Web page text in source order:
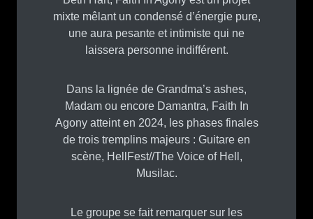
mixte mêlant un condensé d’énergie pure,
une aura pesante et intimiste qui ne
laissera personne indifférent.
Dans la lignée de Grandma’s ashes,
Madam ou encore Damantra, Faith In
Agony atteint en 2024, les phases finales
de trois tremplins majeurs : Guitare en
scène, HellFest//The Voice of Hell,
Musilac.
Le groupe se fait remarquer sur les